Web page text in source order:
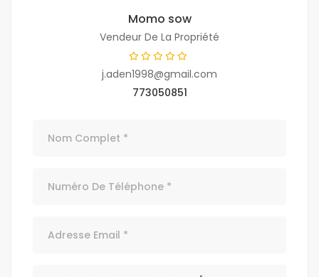
Momo sow
Vendeur De La Propriété
j.aden1998@gmail.com
773050851